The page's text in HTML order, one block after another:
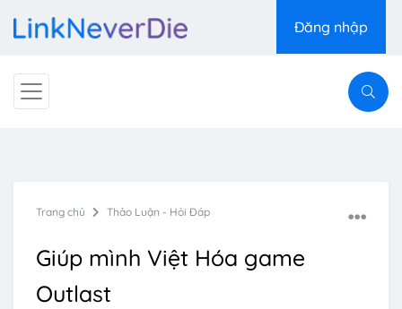
Đăng nhập
Trang chủ Thảo Luận - Hỏi Đáp
Giúp mình Việt Hóa game
Outlast